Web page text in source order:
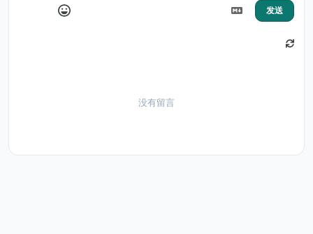
发送
没有留言